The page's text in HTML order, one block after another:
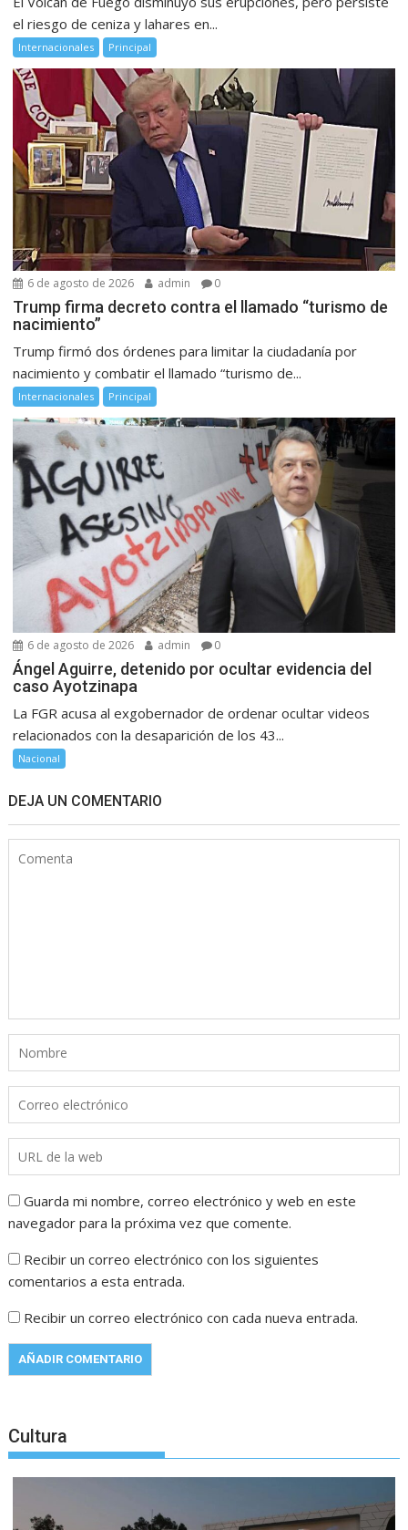
el riesgo de ceniza y lahares en...
Internacionales Principal
6 de agosto de 2026 admin 0
Trump firma decreto contra el llamado “turismo de
nacimiento”
Trump firmó dos órdenes para limitar la ciudadanía por
nacimiento y combatir el llamado “turismo de...
Internacionales Principal
6 de agosto de 2026 admin 0
Ángel Aguirre, detenido por ocultar evidencia del
caso Ayotzinapa
La FGR acusa al exgobernador de ordenar ocultar videos
relacionados con la desaparición de los 43...
Nacional
DEJA UN COMENTARIO
Guarda mi nombre, correo electrónico y web en este
navegador para la próxima vez que comente.
Recibir un correo electrónico con los siguientes
comentarios a esta entrada.
Recibir un correo electrónico con cada nueva entrada.
Cultura